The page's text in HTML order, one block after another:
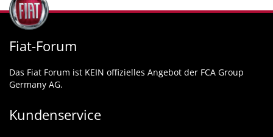
Fiat-Forum
Das Fiat Forum ist KEIN offizielles Angebot der FCA Group
Germany AG.
Kundenservice